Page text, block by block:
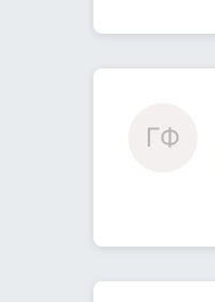
ГФ